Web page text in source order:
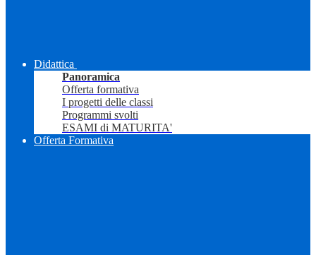
Didattica
Panoramica
Offerta formativa
I progetti delle classi
Programmi svolti
ESAMI di MATURITA'
Offerta Formativa